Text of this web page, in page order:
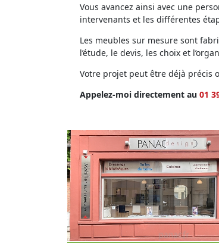
Vous avancez ainsi avec une
intervenants et les différentes
Les meubles sur mesure sont
l’étude, le devis, les choix et
Votre projet peut être déjà précis
Appelez-moi directement au 01